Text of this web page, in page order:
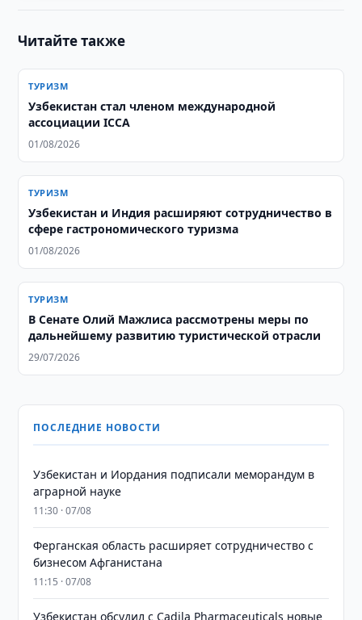
Читайте также
ТУРИЗМ
Узбекистан стал членом международной
ассоциации ICCA
01/08/2026
ТУРИЗМ
Узбекистан и Индия расширяют сотрудничество в
сфере гастрономического туризма
01/08/2026
ТУРИЗМ
В Сенате Олий Мажлиса рассмотрены меры по
дальнейшему развитию туристической отрасли
29/07/2026
ПОСЛЕДНИЕ НОВОСТИ
Узбекистан и Иордания подписали меморандум в
аграрной науке
11:30 · 07/08
Ферганская область расширяет сотрудничество с
бизнесом Афганистана
11:15 · 07/08
Узбекистан обсудил с Cadila Pharmaceuticals новые